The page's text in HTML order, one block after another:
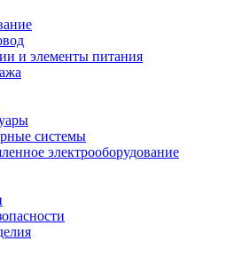
и элементы питания
системы
электрооборудование